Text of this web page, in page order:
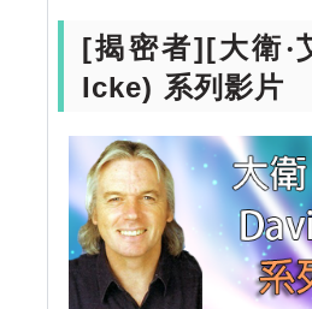
[揭密者][大衛‧
Icke) 系列影片